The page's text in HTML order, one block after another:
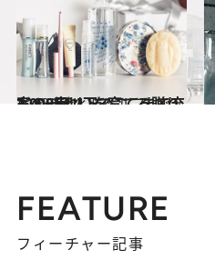
2018.12.4
3,000円以下でここまで充実！ きれいを育てる贈りもの8点
ビューティ＆ヘルス
FEATURE
フィーチャー記事